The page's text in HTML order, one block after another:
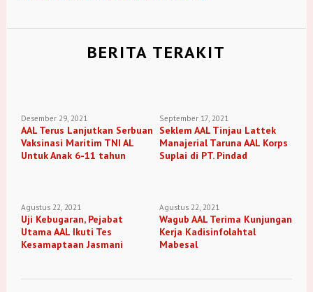
BERITA TERAKIT
Desember 29, 2021
AAL Terus Lanjutkan Serbuan
Vaksinasi Maritim TNI AL
Untuk Anak 6-11 tahun
September 17, 2021
Seklem AAL Tinjau Lattek
Manajerial Taruna AAL Korps
Suplai di PT. Pindad
Agustus 22, 2021
Uji Kebugaran, Pejabat
Utama AAL Ikuti Tes
Kesamaptaan Jasmani
Agustus 22, 2021
Wagub AAL Terima Kunjungan
Kerja Kadisinfolahtal
Mabesal